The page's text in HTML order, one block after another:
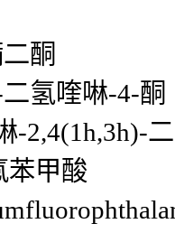
酮
氢喹啉-4-酮
-2,4(1h,3h)-
苯甲酸